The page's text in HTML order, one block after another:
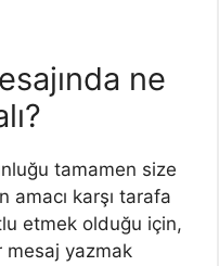
ne
tamamen size
amacı karşı tarafa
etmek olduğu için,
mesaj yazmak